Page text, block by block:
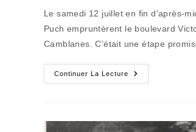
Le samedi 12 juillet en fin d'après-
Puch empruntèrent le boulevard
Camblanes. C'était une étape
Continuer La Lecture
1997
: